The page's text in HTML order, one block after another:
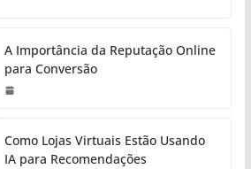
A Importância da Reputação Online
para Conversão
Como Lojas Virtuais Estão Usando
IA para Recomendações